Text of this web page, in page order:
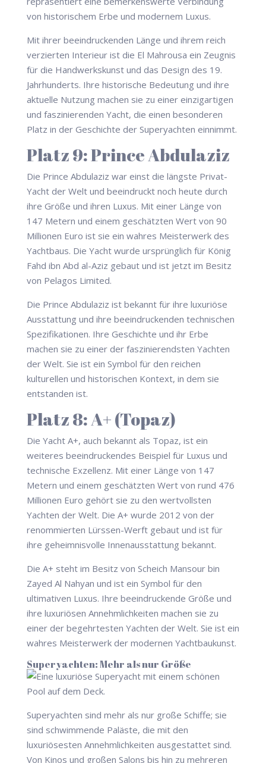
von historischem Erbe und modernem Luxus.
Mit ihrer beeindruckenden Länge und ihrem reich
verzierten Interieur ist die El Mahrousa ein Zeugnis
für die Handwerkskunst und das Design des 19.
Jahrhunderts. Ihre historische Bedeutung und ihre
aktuelle Nutzung machen sie zu einer einzigartigen
und faszinierenden Yacht, die einen besonderen
Platz in der Geschichte der Superyachten einnimmt.
Platz 9: Prince Abdulaziz
Die Prince Abdulaziz war einst die längste Privat-
Yacht der Welt und beeindruckt noch heute durch
ihre Größe und ihren Luxus. Mit einer Länge von
147 Metern und einem geschätzten Wert von 90
Millionen Euro ist sie ein wahres Meisterwerk des
Yachtbaus. Die Yacht wurde ursprünglich für König
Fahd ibn Abd al-Aziz gebaut und ist jetzt im Besitz
von Pelagos Limited.
Die Prince Abdulaziz ist bekannt für ihre luxuriöse
Ausstattung und ihre beeindruckenden technischen
Spezifikationen. Ihre Geschichte und ihr Erbe
machen sie zu einer der faszinierendsten Yachten
der Welt. Sie ist ein Symbol für den reichen
kulturellen und historischen Kontext, in dem sie
entstanden ist.
Platz 8: A+ (Topaz)
Die Yacht A+, auch bekannt als Topaz, ist ein
weiteres beeindruckendes Beispiel für Luxus und
technische Exzellenz. Mit einer Länge von 147
Metern und einem geschätzten Wert von rund 476
Millionen Euro gehört sie zu den wertvollsten
Yachten der Welt. Die A+ wurde 2012 von der
renommierten Lürssen-Werft gebaut und ist für
ihre geheimnisvolle Innenausstattung bekannt.
Die A+ steht im Besitz von Scheich Mansour bin
Zayed Al Nahyan und ist ein Symbol für den
ultimativen Luxus. Ihre beeindruckende Größe und
ihre luxuriösen Annehmlichkeiten machen sie zu
einer der begehrtesten Yachten der Welt. Sie ist ein
wahres Meisterwerk der modernen Yachtbaukunst.
Superyachten: Mehr als nur Größe
Superyachten sind mehr als nur große Schiffe; sie
sind schwimmende Paläste, die mit den
luxuriösesten Annehmlichkeiten ausgestattet sind.
Von Kinos und großen Salons bis hin zu mehreren